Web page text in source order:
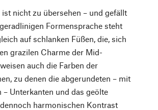
nicht zu übersehen – und gefällt
Formensprache steht
auf schlanken Füßen, die, sich
grazilen Charme der Mid-
auch die Farben der
zu denen die abgerundeten – mit
Unterkanten und das geölte
harmonischen Kontrast